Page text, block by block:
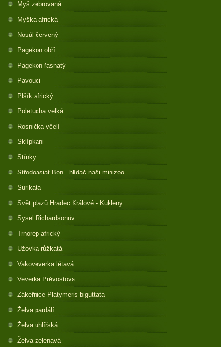
Myš zebrovaná
Myška africká
Nosál červený
Pagekon obří
Pagekon řasnatý
Pavouci
Plšík africký
Poletucha velká
Rosnička včelí
Sklípkani
Stínky
Středoasiat Ben - hlídač naši minizoo
Surikata
Svět plazů Hradec Králové - Kukleny
Sysel Richardsonův
Trnorep africký
Užovka růžkatá
Vakoveverka létavá
Veverka Prévostova
Zákeřnice Platymeris biguttata
Želva pardálí
Želva uhlířská
Želva zelenavá